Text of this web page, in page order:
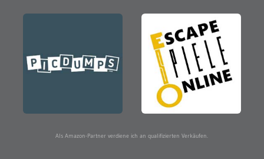
Als Amazon-Partner verdiene ich an qualifizierten Verkäufen.